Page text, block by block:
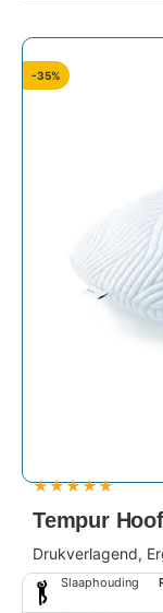
-35%
★★★★★
Tempur
Drukverlagend,
Slaaphouding